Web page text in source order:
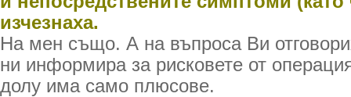
изчезнаха.
На мен също. А на въпроса Ви
ни информира за рисковете от
долу има само плюсове.